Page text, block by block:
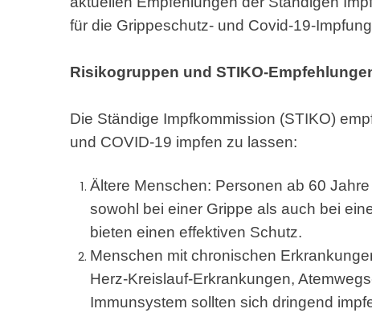
für die Grippeschutz- und Covid-19-
Risikogruppen und STIKO-
Die Ständige Impfkommission (STIKO)
und COVID-19 impfen zu lassen:
Ältere Menschen: Personen ab 60
sowohl bei einer Grippe als auch bei
bieten einen effektiven Schutz.
Menschen mit chronischen
Herz-Kreislauf-Erkrankungen,
Immunsystem sollten sich dringend